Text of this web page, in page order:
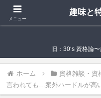
趣味と
旧：30‘s 資格論
ホーム 資格雑談・資
言われても…案外ハードルが高
メニュー
趣味と